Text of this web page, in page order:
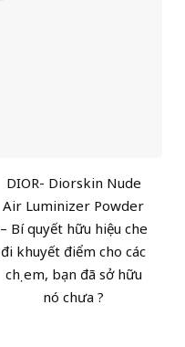
DIOR- Diorskin Nude
Air Luminizer Powder
– Bí quyết hữu hiệu che
đi khuyết điểm cho các
chị em, bạn đã sở hữu
nó chưa ?